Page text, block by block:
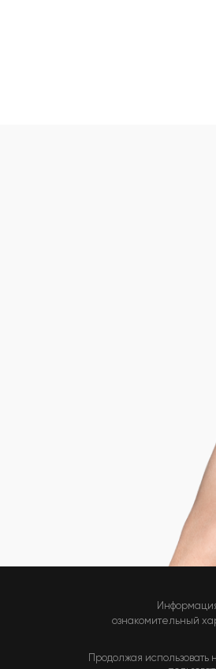
ознакомительный
Продолжая использовать